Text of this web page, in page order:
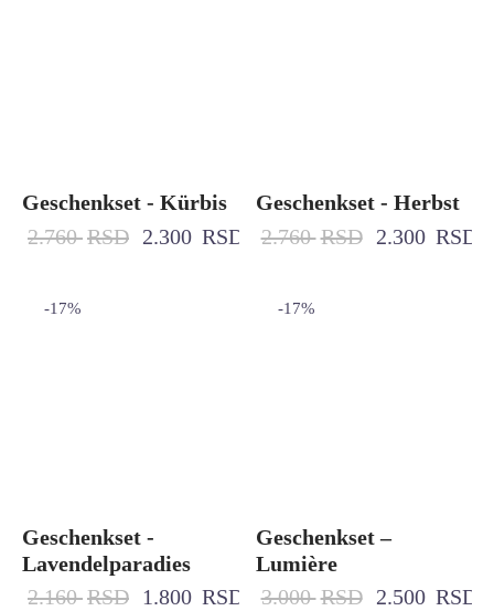
Geschenkset - Kürbis
2.760RSD 2.300 RSD
Geschenkset - Herbst
2.760RSD 2.300 RSD
-17%
Geschenkset -
Lavendelparadies
2.160RSD 1.800 RSD
-17%
Geschenkset –
Lumière
3.000RSD 2.500 RSD